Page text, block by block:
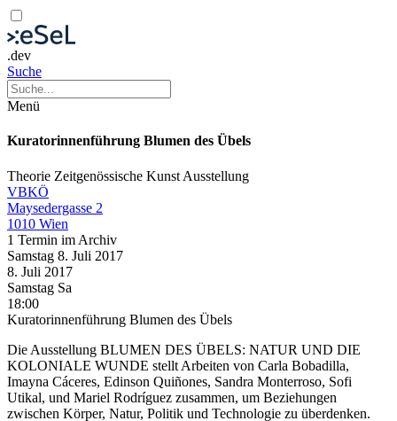
.dev
Suche
Menü
Kuratorinnenführung Blumen des Übels
Theorie Zeitgenössische Kunst Ausstellung
VBKÖ
Maysedergasse 2
1010 Wien
1 Termin im Archiv
Samstag 8. Juli 2017
8. Juli 2017
Samstag Sa
18:00
Kuratorinnenführung Blumen des Übels
Die Ausstellung BLUMEN DES ÜBELS: NATUR UND DIE
KOLONIALE WUNDE stellt Arbeiten von Carla Bobadilla,
Imayna Cáceres, Edinson Quiñones, Sandra Monterroso, Sofi
Utikal, und Mariel Rodríguez zusammen, um Beziehungen
zwischen Körper, Natur, Politik und Technologie zu überdenken.